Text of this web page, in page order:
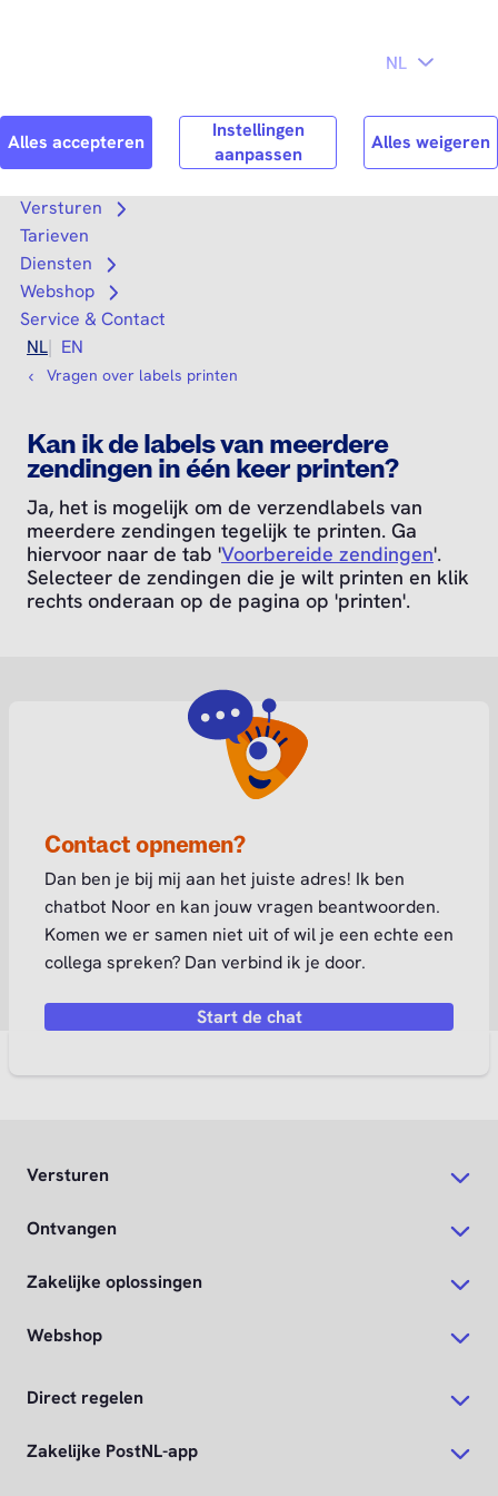
Search Zoek
Versturen
Open submenu
Tarieven
Diensten
Open submenu
Webshop
Open submenu
Service & Contact
NL
EN
Vragen over labels printen
Kan ik de labels van meerdere
zendingen in één keer printen?
Ja, het is mogelijk om de verzendlabels van
meerdere zendingen tegelijk te printen. Ga
hiervoor naar de tab 'Voorbereide zendingen'.
Selecteer de zendingen die je wilt printen en klik
rechts onderaan op de pagina op 'printen'.
Contact opnemen?
Dan ben je bij mij aan het juiste adres! Ik ben
chatbot Noor en kan jouw vragen beantwoorden.
Komen we er samen niet uit of wil je een echte een
collega spreken? Dan verbind ik je door.
Start de chat
Versturen
Ontvangen
Zakelijke oplossingen
Webshop
Direct regelen
Zakelijke PostNL-app